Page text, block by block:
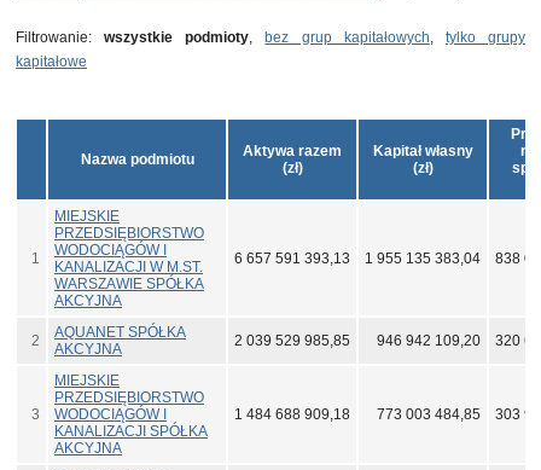
Filtrowanie:wszystkie podmioty, bez grup kapitałowych, tylko grupy
kapitałowe
Nazwa podmiotu
Aktywa razem
(zł)
Kapitał własny
(zł)
1
MIEJSKIE
PRZEDSIĘBIORSTWO
WODOCIĄGÓW I
KANALIZACJI W M.ST.
WARSZAWIE SPÓŁKA
AKCYJNA
6 657 591 393,13 1 955 135 383,04 838
2
AQUANET SPÓŁKA
AKCYJNA
2 039 529 985,85 946 942 109,20 320
3
MIEJSKIE
PRZEDSIĘBIORSTWO
WODOCIĄGÓW I
KANALIZACJI SPÓŁKA
AKCYJNA
1 484 688 909,18 773 003 484,85 303